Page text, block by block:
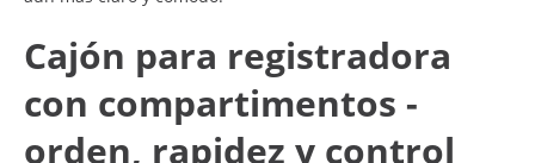
Cajón para registradora
con compartimentos -
orden, rapidez y control